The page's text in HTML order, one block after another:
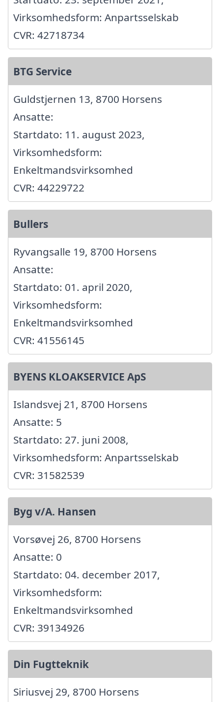
Virksomhedsform: Anpartsselskab
CVR: 42718734
BTG Service
Guldstjernen 13, 8700 Horsens
Ansatte:
Startdato: 11. august 2023,
Virksomhedsform:
Enkeltmandsvirksomhed
CVR: 44229722
Bullers
Ryvangsalle 19, 8700 Horsens
Ansatte:
Startdato: 01. april 2020,
Virksomhedsform:
Enkeltmandsvirksomhed
CVR: 41556145
BYENS KLOAKSERVICE ApS
Islandsvej 21, 8700 Horsens
Ansatte: 5
Startdato: 27. juni 2008,
Virksomhedsform: Anpartsselskab
CVR: 31582539
Byg v/A. Hansen
Vorsøvej 26, 8700 Horsens
Ansatte: 0
Startdato: 04. december 2017,
Virksomhedsform:
Enkeltmandsvirksomhed
CVR: 39134926
Din Fugtteknik
Siriusvej 29, 8700 Horsens